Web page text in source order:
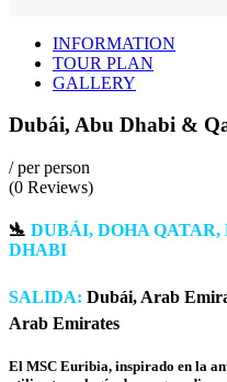
INFORMATION
TOUR PLAN
GALLERY
Dubái, Abu Dhabi &
/ per person
(0 Reviews)
🛬 DUBÁI, DOHA
DHABI
SALIDA: Dubái, Arab
Arab Emirates
El MSC Euribia, inspirado en la